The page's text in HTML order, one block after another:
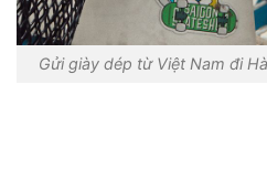
Gửi giày dép từ Việt Nam đi